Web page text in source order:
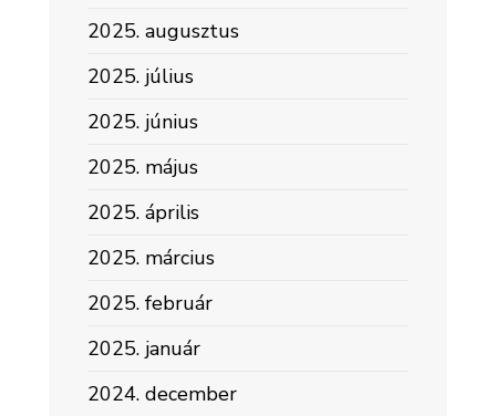
2025. augusztus
2025. július
2025. június
2025. május
2025. április
2025. március
2025. február
2025. január
2024. december